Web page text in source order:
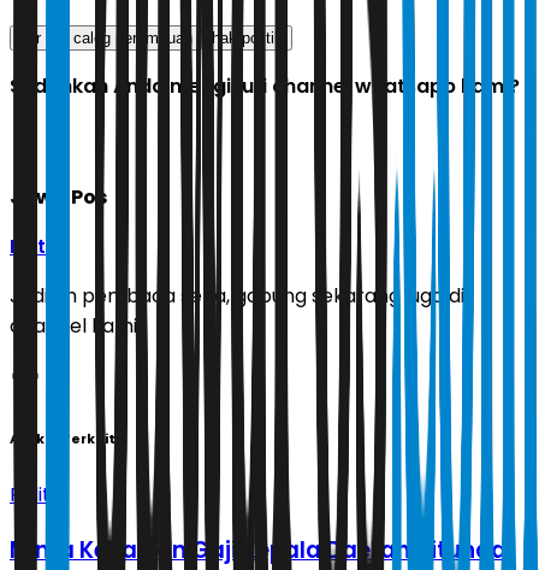
dpr ri caleg perempuan hak politik
Sudahkah Anda mengikuti channel whatsapp kami?
Jawa Pos
Ikuti
Jadilah pembaca setia, gabung sekarang juga di
channel kami!
Artikel Terkait
Politik
Minta Kenaikan Gaji Kepala Daerah Ditunda,